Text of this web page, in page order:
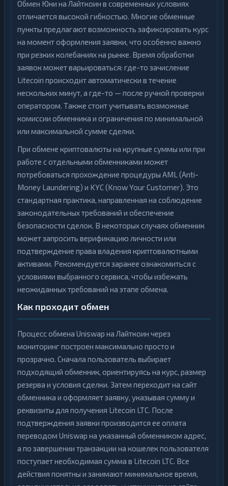
Обмен Юни на Лайткоин в современных условиях
отличается высокой гибкостью. Многие обменные
пункты предлагают возможность зафиксировать курс
на момент оформления заявки, что особенно важно
при резких колебаниях на рынке. Время обработки
заявок может варьироваться: где-то зачисление
Litecoin происходит автоматически в течение
нескольких минут, а где-то — после ручной проверки
оператором. Также стоит учитывать возможные
комиссии обменника и ограничения по минимальной
или максимальной сумме сделки.
При обмене криптовалюты на крупные суммы или при
работе с отдельными обменниками может
потребоваться прохождение процедуры AML (Anti-
Money Laundering) и KYC (Know Your Customer). Это
стандартная практика, направленная на соблюдение
законодательных требований и обеспечение
безопасности сделок. В некоторых случаях обменник
может запросить верификацию личности или
подтверждение права владения криптовалютными
активами. Рекомендуется заранее ознакомиться с
условиями выбранного сервиса, чтобы избежать
неожиданных требований на этапе обмена.
Как проходит обмен
Процесс обмена Uniswap на Лайткоин через
мониторинг построен максимально просто и
прозрачно. Сначала пользователь выбирает
подходящий обменник, ориентируясь на курс, размер
резерва и условия сделки. Затем переходит на сайт
обменника и оформляет заявку, указывая сумму и
реквизиты для получения Litecoin LTC. После
подтверждения заявки производится ее оплата
переводом Uniswap на указанный обменником адрес,
а по завершении транзакции на кошелек пользователя
поступает необходимая сумма в Litecoin LTC. Все
действия понятны и занимают минимальное время,